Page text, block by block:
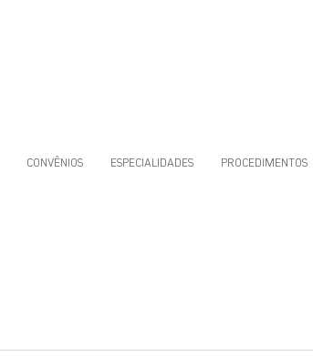
CONVÊNIOS ESPECIALIDADES PROCEDIMENTOS